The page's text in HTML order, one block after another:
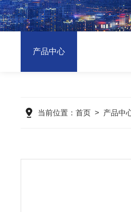
产品中心
当前位置： 首页> 产品中